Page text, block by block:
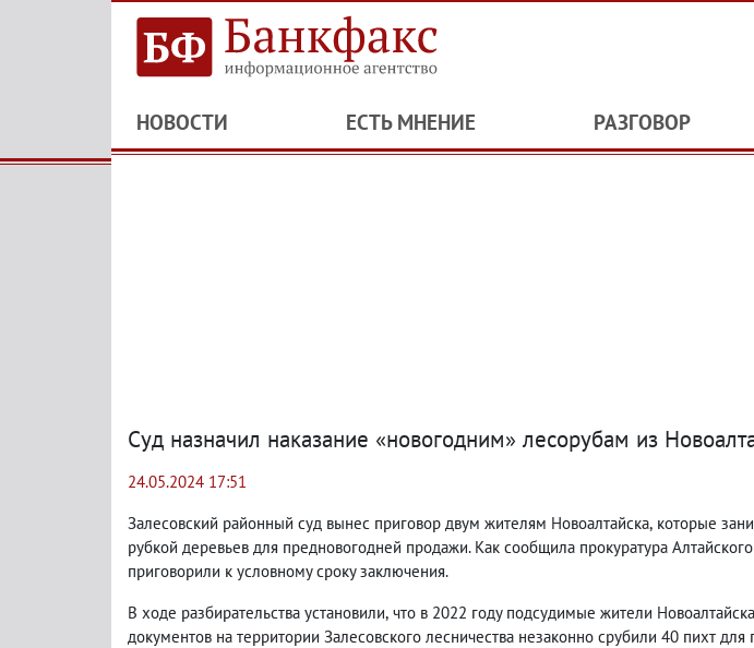
НОВОСТИ ЕСТЬ МНЕНИЕ РАЗГОВОР
Суд назначил наказание «новогодним» лесорубам из
24.05.2024 17:51
Залесовский районный суд вынес приговор двум жителям Новоалтайска, которые
рубкой деревьев для предновогодней продажи. Как сообщила прокуратура
приговорили к условному сроку заключения.
В ходе разбирательства установили, что в 2022 году подсудимые жители
документов на территории Залесовского лесничества незаконно срубили 40 пихт